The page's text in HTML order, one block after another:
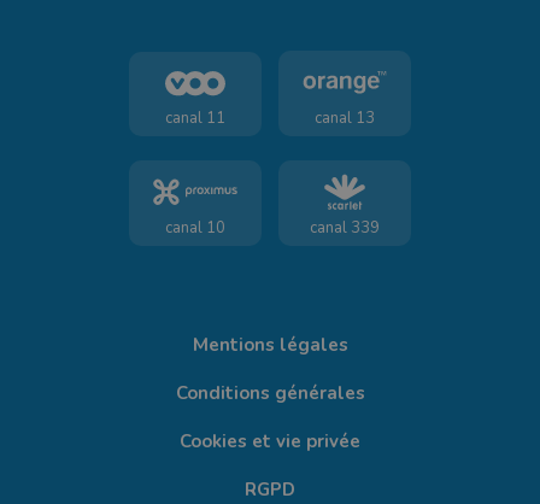
canal 11 canal 13
canal 10 canal 339
Mentions légales
Conditions générales
Cookies et vie privée
RGPD